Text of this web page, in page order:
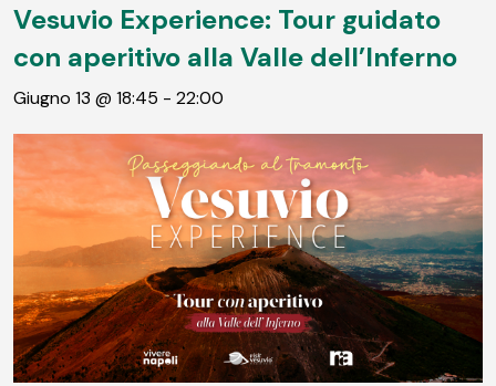
Vesuvio Experience: Tour guidato
con aperitivo alla Valle dell’Inferno
Giugno 13 @ 18:45 - 22:00